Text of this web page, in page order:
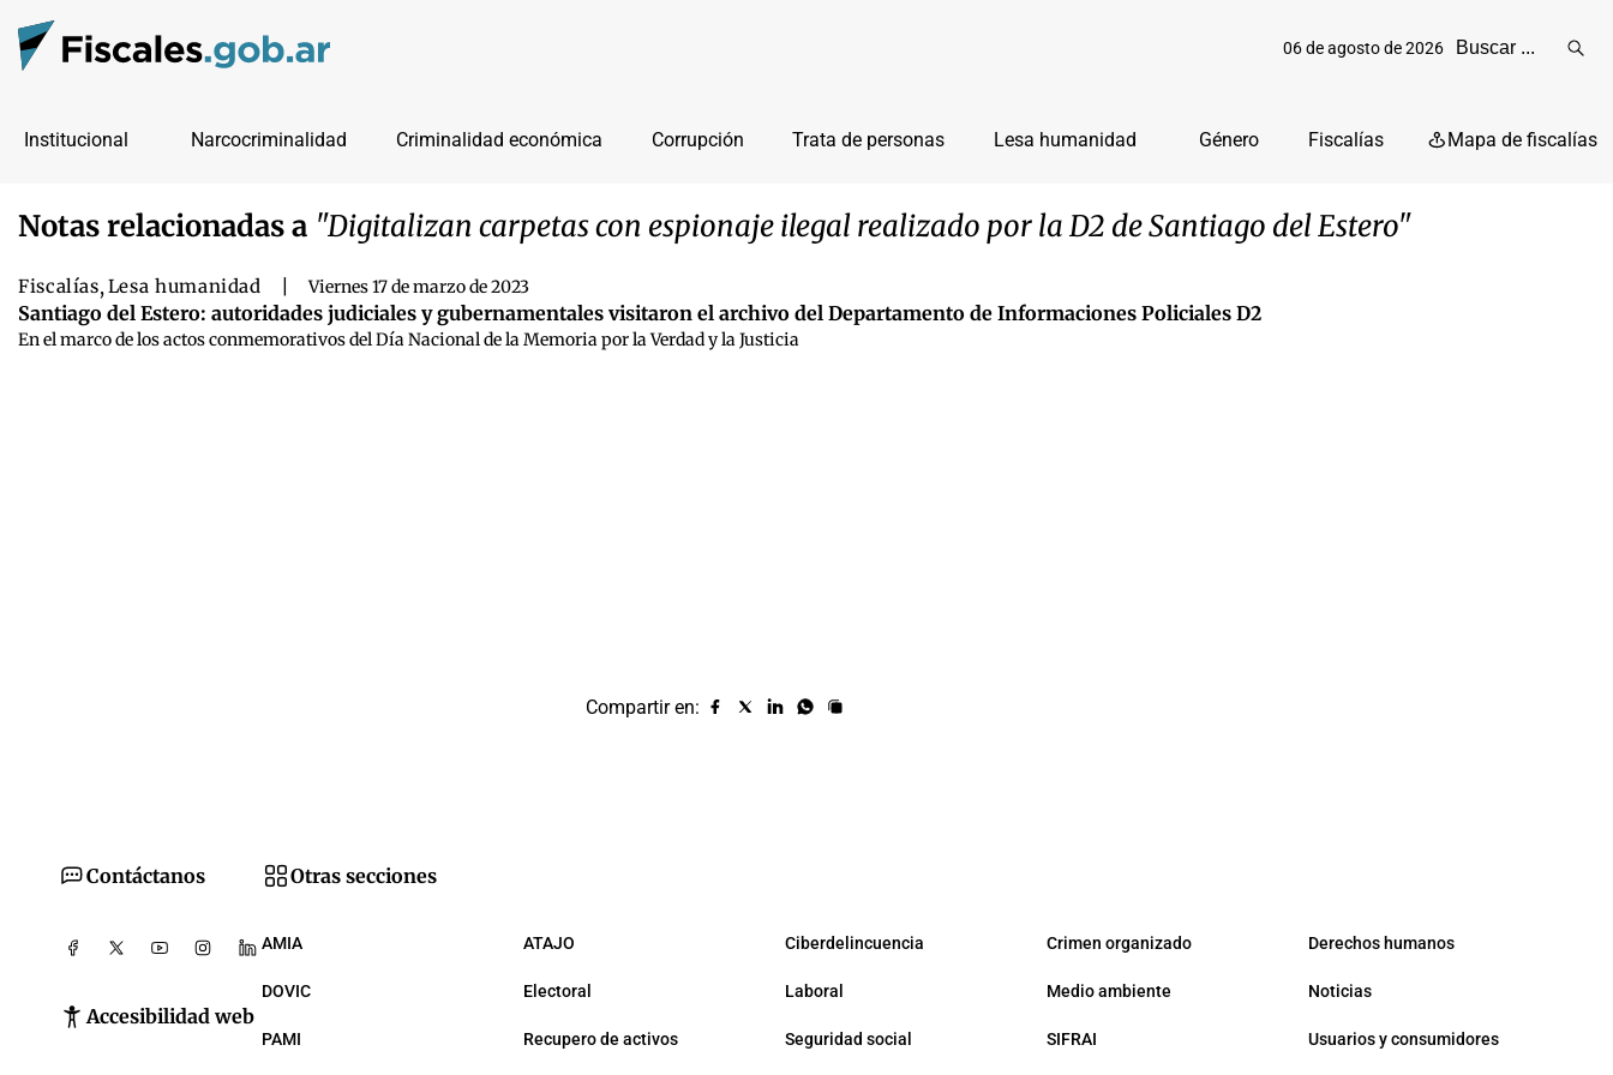
06 de agosto de 2026
Institucional Narcocriminalidad Criminalidad económica Corrupción Trata de personas Lesa humanidad Género Fiscalías Mapa de fiscalías
Notas relacionadas a "Digitalizan carpetas con espionaje ilegal realizado por la D2 de Santiago del Estero"
Fiscalías, Lesa humanidad Viernes 17 de marzo de 2023
Santiago del Estero: autoridades judiciales y gubernamentales visitaron el archivo del Departamento de Informaciones Policiales D2
En el marco de los actos conmemorativos del Día Nacional de la Memoria por la Verdad y la Justicia
Compartir en:
Compartir
Compartir
Compartir
Compartir
Copiar
Contáctanos
Accesibilidad web
Otras secciones
AMIA ATAJO Ciberdelincuencia Crimen organizado Derechos humanos
DOVIC Electoral Laboral Medio ambiente Noticias
PAMI Recupero de activos Seguridad social SIFRAI Usuarios y consumidores